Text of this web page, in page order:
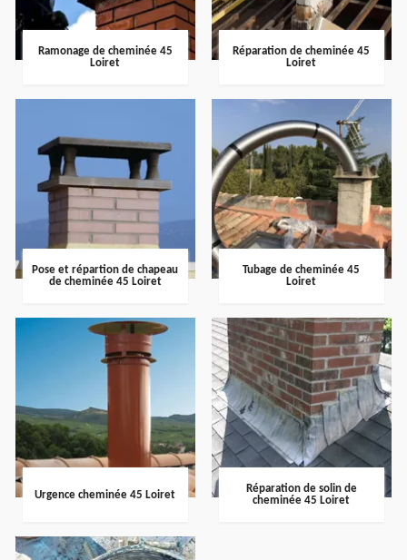
Ramonage de cheminée 45
Loiret
Réparation de cheminée 45
Loiret
Pose et répartion de chapeau
de cheminée 45 Loiret
Tubage de cheminée 45
Loiret
Urgence cheminée 45 Loiret
Réparation de solin de
cheminée 45 Loiret